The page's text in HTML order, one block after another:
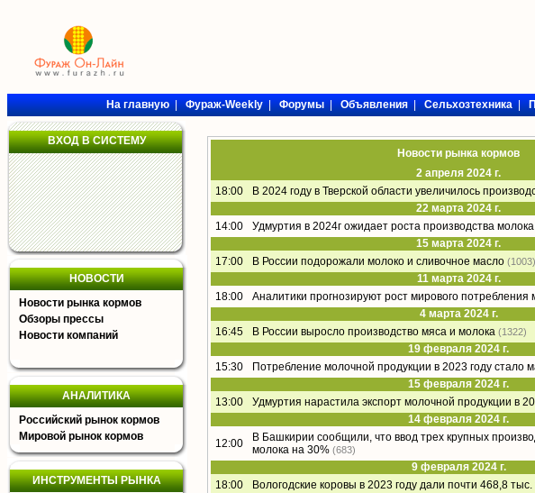
На главную|Фураж-Weekly|Форумы|Объявления|Сельхозтехника|
ВХОД В СИСТЕМУ
НОВОСТИ
Новости рынка кормов
Обзоры прессы
Новости компаний
АНАЛИТИКА
Российский рынок кормов
Мировой рынок кормов
ИНСТРУМЕНТЫ РЫНКА
Новости рынка кормов
2 апреля 2024 г.
18:00
В 2024 году в Тверской области увеличилось
22 марта 2024 г.
14:00
Удмуртия в 2024г ожидает роста производства
15 марта 2024 г.
17:00
В России подорожали молоко и сливочное масло (1003)
11 марта 2024 г.
18:00
Аналитики прогнозируют рост мирового
4 марта 2024 г.
16:45
В России выросло производство мяса и молока (1322)
19 февраля 2024 г.
15:30
Потребление молочной продукции в 2023 году стало
15 февраля 2024 г.
13:00
Удмуртия нарастила экспорт молочной продукции в
14 февраля 2024 г.
12:00
В Башкирии сообщили, что ввод трех крупных
молока на 30% (683)
9 февраля 2024 г.
18:00
Вологодские коровы в 2023 году дали почти 468,8